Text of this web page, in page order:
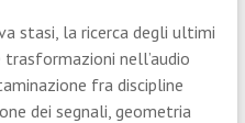
stasi, la ricerca degli ultimi
nell’audio
fra discipline
dei segnali, geometria